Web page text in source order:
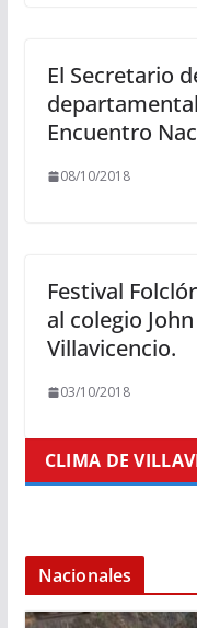
El Secretario
Encuentro
08/10/2018
Festival
al colegio
Villavicencio.
03/10/2018
CLIMA DE
Nacionales